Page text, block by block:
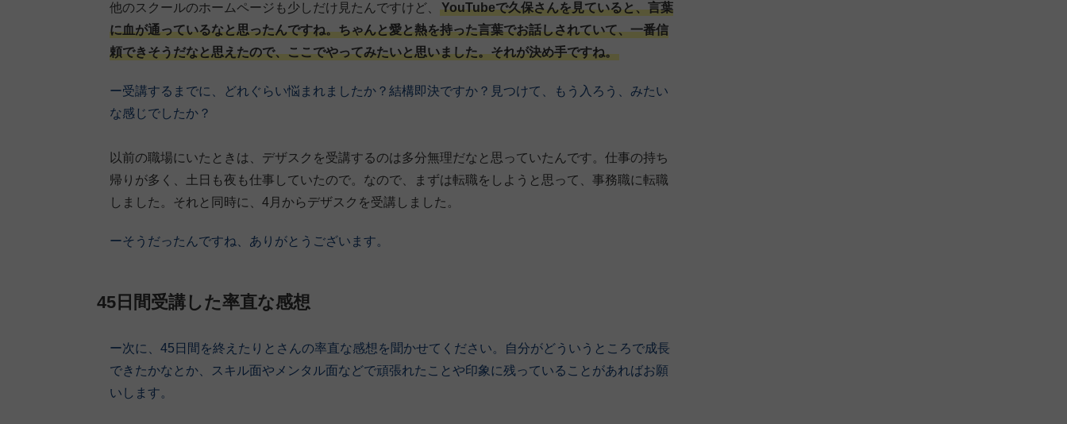
他のスクールのホームページも少しだけ見たんですけど、
YouTubeで久保さんを見ていると、言葉
に血が通っているなと思ったんですね。ちゃんと愛と熱を持った言葉でお話しされていて、一番信
頼できそうだなと思えたので、ここでやってみたいと思いました。それが決め手ですね。
ー受講するまでに、どれぐらい悩まれましたか？結構即決ですか？見つけて、もう入ろう、みたい
な感じでしたか？
以前の職場にいたときは、デザスクを受講するのは多分無理だなと思っていたんです。仕事の持ち
帰りが多く、土日も夜も仕事していたので。なので、まずは転職をしようと思って、事務職に転職
しました。それと同時に、4月からデザスクを受講しました。
ーそうだったんですね、ありがとうございます。
45日間受講した率直な感想
ー次に、45日間を終えたりとさんの率直な感想を聞かせてください。自分がどういうところで成長
できたかなとか、スキル面やメンタル面などで頑張れたことや印象に残っていることがあればお願
いします。